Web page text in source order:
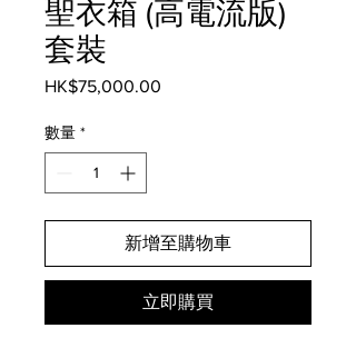
聖衣箱 (高電流版)
套裝
HK$75,000.00
數量 *
新增至購物車
立即購買